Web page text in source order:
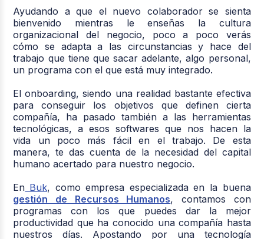
Ayudando a que el nuevo colaborador se sienta
bienvenido mientras le enseñas la cultura
organizacional del negocio, poco a poco verás
cómo se adapta a las circunstancias y hace del
trabajo que tiene que sacar adelante, algo personal,
un programa con el que está muy integrado.
El onboarding, siendo una realidad bastante efectiva
para conseguir los objetivos que definen cierta
compañía, ha pasado también a las herramientas
tecnológicas, a esos softwares que nos hacen la
vida un poco más fácil en el trabajo. De esta
manera, te das cuenta de la necesidad del capital
humano acertado para nuestro negocio.
En Buk, como empresa especializada en la buena
gestión de Recursos Humanos, contamos con
programas con los que puedes dar la mejor
productividad que ha conocido una compañía hasta
nuestros días. Apostando por una tecnología